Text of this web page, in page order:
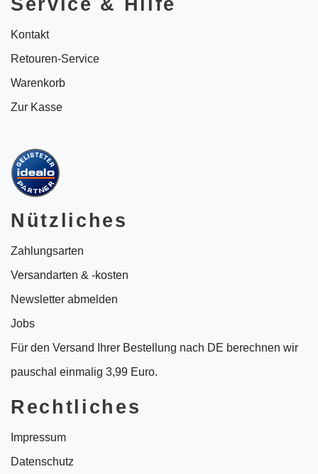
Kontakt
Retouren-Service
Warenkorb
Zur Kasse
Nützliches
Zahlungsarten
Versandarten & -kosten
Newsletter abmelden
Jobs
Für den Versand Ihrer Bestellung nach DE berechnen wir
pauschal einmalig 3,99 Euro.
Rechtliches
Impressum
Datenschutz